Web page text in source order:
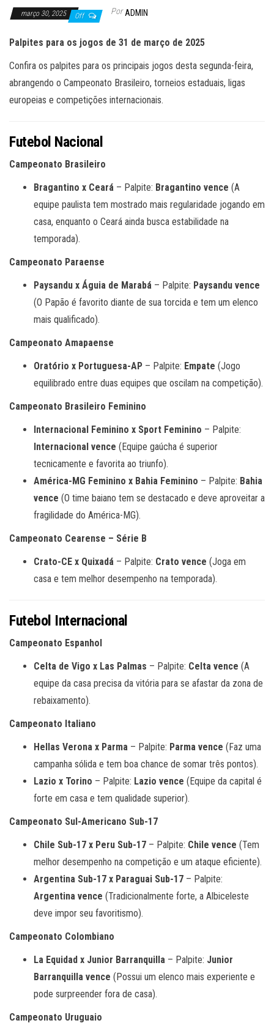
março 30, 2025 Off Por ADMIN
Palpites para os jogos de 31 de março de 2025
Confira os palpites para os principais jogos desta segunda-feira,
abrangendo o Campeonato Brasileiro, torneios estaduais, ligas
europeias e competições internacionais.
Futebol Nacional
Campeonato Brasileiro
Bragantino x Ceará – Palpite: Bragantino vence (A
equipe paulista tem mostrado mais regularidade jogando em
casa, enquanto o Ceará ainda busca estabilidade na
temporada).
Campeonato Paraense
Paysandu x Águia de Marabá – Palpite: Paysandu vence
(O Papão é favorito diante de sua torcida e tem um elenco
mais qualificado).
Campeonato Amapaense
Oratório x Portuguesa-AP – Palpite: Empate (Jogo
equilibrado entre duas equipes que oscilam na competição).
Campeonato Brasileiro Feminino
Internacional Feminino x Sport Feminino – Palpite:
Internacional vence (Equipe gaúcha é superior
tecnicamente e favorita ao triunfo).
América-MG Feminino x Bahia Feminino – Palpite: Bahia
vence (O time baiano tem se destacado e deve aproveitar a
fragilidade do América-MG).
Campeonato Cearense – Série B
Crato-CE x Quixadá – Palpite: Crato vence (Joga em
casa e tem melhor desempenho na temporada).
Futebol Internacional
Campeonato Espanhol
Celta de Vigo x Las Palmas – Palpite: Celta vence (A
equipe da casa precisa da vitória para se afastar da zona de
rebaixamento).
Campeonato Italiano
Hellas Verona x Parma – Palpite: Parma vence (Faz uma
campanha sólida e tem boa chance de somar três pontos).
Lazio x Torino – Palpite: Lazio vence (Equipe da capital é
forte em casa e tem qualidade superior).
Campeonato Sul-Americano Sub-17
Chile Sub-17 x Peru Sub-17 – Palpite: Chile vence (Tem
melhor desempenho na competição e um ataque eficiente).
Argentina Sub-17 x Paraguai Sub-17 – Palpite:
Argentina vence (Tradicionalmente forte, a Albiceleste
deve impor seu favoritismo).
Campeonato Colombiano
La Equidad x Junior Barranquilla – Palpite: Junior
Barranquilla vence (Possui um elenco mais experiente e
pode surpreender fora de casa).
Campeonato Uruguaio